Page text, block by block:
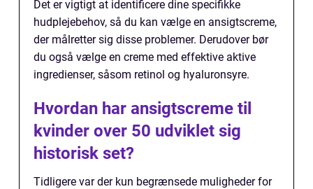
Det er vigtigt at identificere dine specifikke
hudplejebehov, så du kan vælge en ansigtscreme,
der målretter sig disse problemer. Derudover bør
du også vælge en creme med effektive aktive
ingredienser, såsom retinol og hyaluronsyre.
Hvordan har ansigtscreme til
kvinder over 50 udviklet sig
historisk set?
Tidligere var der kun begrænsede muligheder for